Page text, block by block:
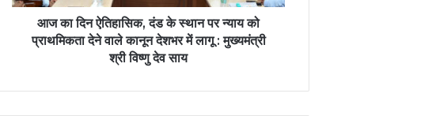
आज का दिन ऐतिहासिक, दंड के स्थान पर न्याय को
प्राथमिकता देने वाले कानून देशभर में लागू : मुख्यमंत्री
श्री विष्णु देव साय